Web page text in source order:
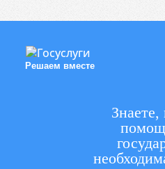
Решаем вместе
Знаете,